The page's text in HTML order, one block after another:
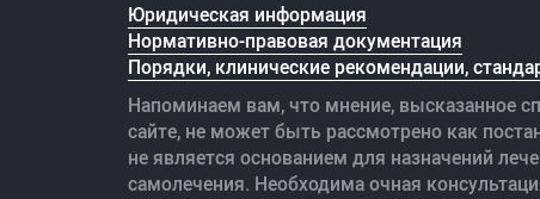
Юридическая информация
Нормативно-правовая документация
Порядки, клинические рекомендации,
Напоминаем вам, что мнение, высказанное
сайте, не может быть рассмотрено как
не является основанием для назначений
самолечения. Необходима очная